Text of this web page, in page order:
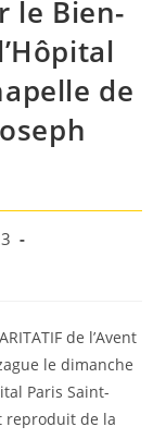
le Bien-
de
de l’Avent
le dimanche
Paris Saint-
reproduit de la